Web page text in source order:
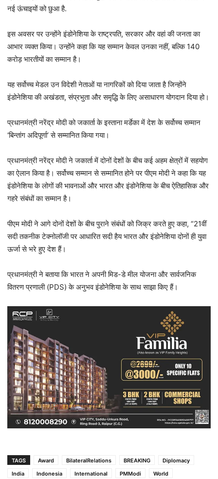
नई ऊंचाइयों को छुआ है.
इस अवसर पर उन्होंने इंडोनेशिया के राष्ट्रपति, सरकार और वहां की जनता का
आभार व्यक्त किया। उन्होंने कहा कि यह सम्मान केवल उनका नहीं, बल्कि 140
करोड़ भारतीयों का सम्मान है।
यह सर्वोच्च मेडल उन विदेशी नेताओं या नागरिकों को दिया जाता है जिन्होंने
इंडोनेशिया की अखंडता, संप्रभुता और समृद्धि के लिए असाधारण योगदान दिया हो।
प्रधानमंत्री नरेंद्र मोदी को जकार्ता के इस्ताना मर्डेका में देश के सर्वोच्च सम्मान
‘बिन्तांग अदिपूर्णा’ से सम्मानित किया गया।
प्रधानमंत्री नरेंद्र मोदी ने जकार्ता में दोनों देशों के बीच कई अहम क्षेत्रों में सहयोग
का ऐलान किया है। सर्वोच्च सम्मान से सम्मानित होने पर पीएम मोदी ने कहा कि यह
इंडोनेशिया के लोगों की भावनाओं और भारत और इंडोनेशिया के बीच ऐतिहासिक और
गहरे संबंधों का सम्मान है।
पीएम मोदी ने आगे दोनों देशों के बीच पुराने संबंधों को जिक्र करते हुए कहा, “21वीं
सदी तकनीक टेक्नोलॉजी पर आधारित सदी हैय भारत और इंडोनेशिया दोनों ही युवा
ऊर्जा से भरे हुए देश हैं।
प्रधानमंत्री ने बताया कि भारत ने अपनी मिड-डे मील योजना और सार्वजनिक
वितरण प्रणाली (PDS) के अनुभव इंडोनेशिया के साथ साझा किए हैं।
TAGS Award BilateralRelations BREAKING
Diplomacy
India
Indonesia International PMModi World